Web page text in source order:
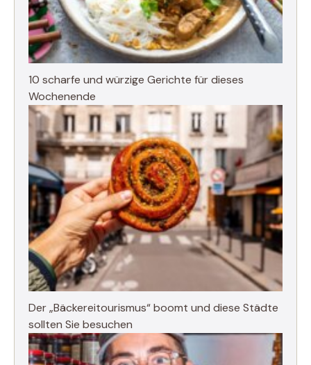
10 scharfe und würzige Gerichte für dieses
Wochenende
Der „Bäckereitourismus“ boomt und diese Städte
sollten Sie besuchen